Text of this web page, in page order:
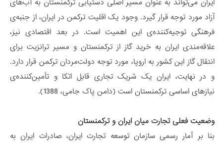
آزاد مورد توجه قرار گیرد. وجود یک اقلیت ترکمن در ایران، از جنبه‌ی
فرهنگی توجیه‌کننده‌ی این اهمیت است. در بعد اقتصادی نیز،
علاقه‌مندی ایران به خرید گاز از ترکمنستان و مسیر ترانزیت برای
انتقال گاز این کشور به اروپا، مورد توجه دولت‌مردان ترکمن قرار دارد.
و در نهایت، ایران یک شریک تجاری قابل اتکا و تأمین‌کننده‌ی
نیازهای اساسی ترکمنستان است (دامن پاک جامی، 1388).
وضعیت فعلی تجارت میان ایران و ترکمنستان
بنا بر آمار رسمی سازمان توسعه تجارت ایران، صادرات ایران به